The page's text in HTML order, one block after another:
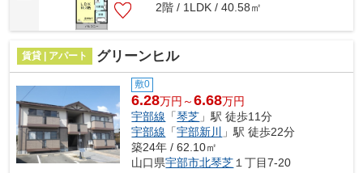
2階 / 1LDK / 40.58㎡
賃貸 | アパート グリーンヒル
敷0
6.28万円～6.68万円
宇部線 「琴芝 」駅 徒歩11分
宇部線 「宇部新川
」駅 徒歩22分
築24年 / 62.10㎡
山口県宇部市北琴芝１丁目7-20